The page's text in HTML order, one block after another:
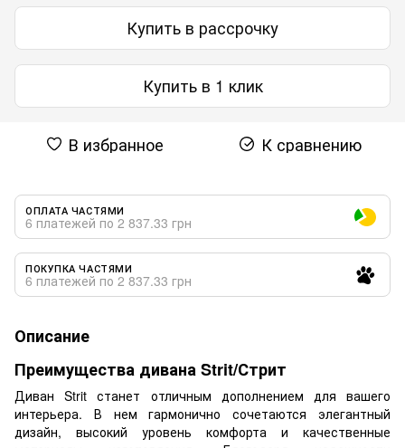
Купить в рассрочку
Купить в 1 клик
В избранное К сравнению
ОПЛАТА ЧАСТЯМИ
6 платежей по 2 837.33 грн
ПОКУПКА ЧАСТЯМИ
6 платежей по 2 837.33 грн
Описание
Преимущества дивана Strit/Стрит
Диван Strit станет отличным дополнением для вашего
интерьера. В нем гармонично сочетаются элегантный
дизайн, высокий уровень комфорта и качественные